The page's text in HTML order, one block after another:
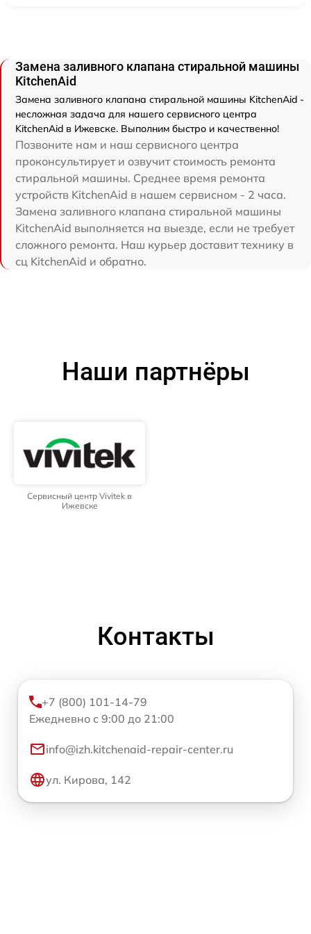
Замена заливного клапана стиральной машины
KitchenAid
Замена заливного клапана стиральной машины KitchenAid -
несложная задача для нашего сервисного центра
KitchenAid в Ижевске. Выполним быстро и качественно!
Позвоните нам и наш сервисного центра
проконсультирует и озвучит стоимость ремонта
стиральной машины. Среднее время ремонта
устройств KitchenAid в нашем сервисном - 2 часа.
Замена заливного клапана стиральной машины
KitchenAid выполняется на выезде, если не требует
сложного ремонта. Наш курьер доставит технику в
сц KitchenAid и обратно.
Наши партнёры
Сервисный центр Vivitek в
Ижевске
Контакты
+7 (800) 101-14-79
Ежедневно с 9:00 до 21:00
info@izh.kitchenaid-repair-center.ru
ул. Кирова, 142